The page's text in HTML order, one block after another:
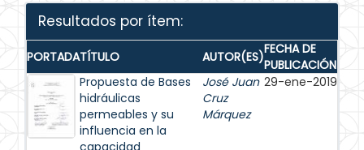
Resultados por ítem:
PORTADATÍTULO AUTOR(ES)FECHA DE
PUBLICACIÓN
Propuesta de Bases
hidráulicas
permeables y su
influencia en la
capacidad
José Juan
Cruz
Márquez
29-ene-2019